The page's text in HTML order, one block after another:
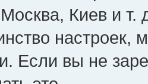
Киев и т.
настроек,
Если вы не